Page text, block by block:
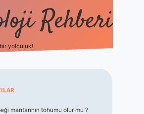
Rehberi
yolculuk!
mantarının tohumu olur mu ?